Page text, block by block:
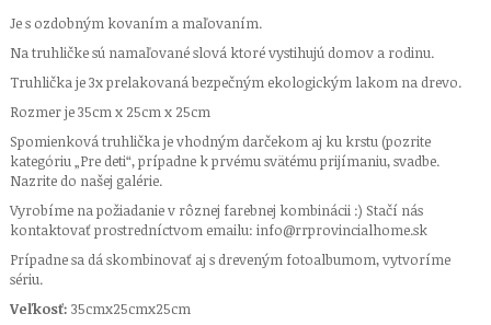
Je s ozdobným kovaním a maľovaním.
Na truhličke sú namaľované slová ktoré vystihujú domov a rodinu.
Truhlička je 3x prelakovaná bezpečným ekologickým lakom na drevo.
Rozmer je 35cm x 25cm x 25cm
Spomienková truhlička je vhodným darčekom aj ku krstu (pozrite
kategóriu „Pre deti“, prípadne k prvému svätému prijímaniu, svadbe.
Nazrite do našej galérie.
Vyrobíme na požiadanie v rôznej farebnej kombinácii :) Stačí nás
kontaktovať prostredníctvom emailu: info@rrprovincialhome.sk
Prípadne sa dá skombinovať aj s dreveným fotoalbumom, vytvoríme
sériu.
Veľkosť: 35cmx25cmx25cm